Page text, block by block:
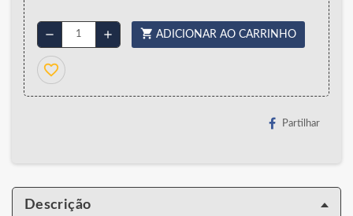
remove add shopping_cart ADICIONAR AO CARRINHO
favorite_border
Partilhar
Descrição